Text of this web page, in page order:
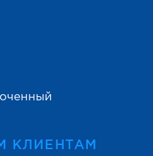
КЛИЕНТАМ